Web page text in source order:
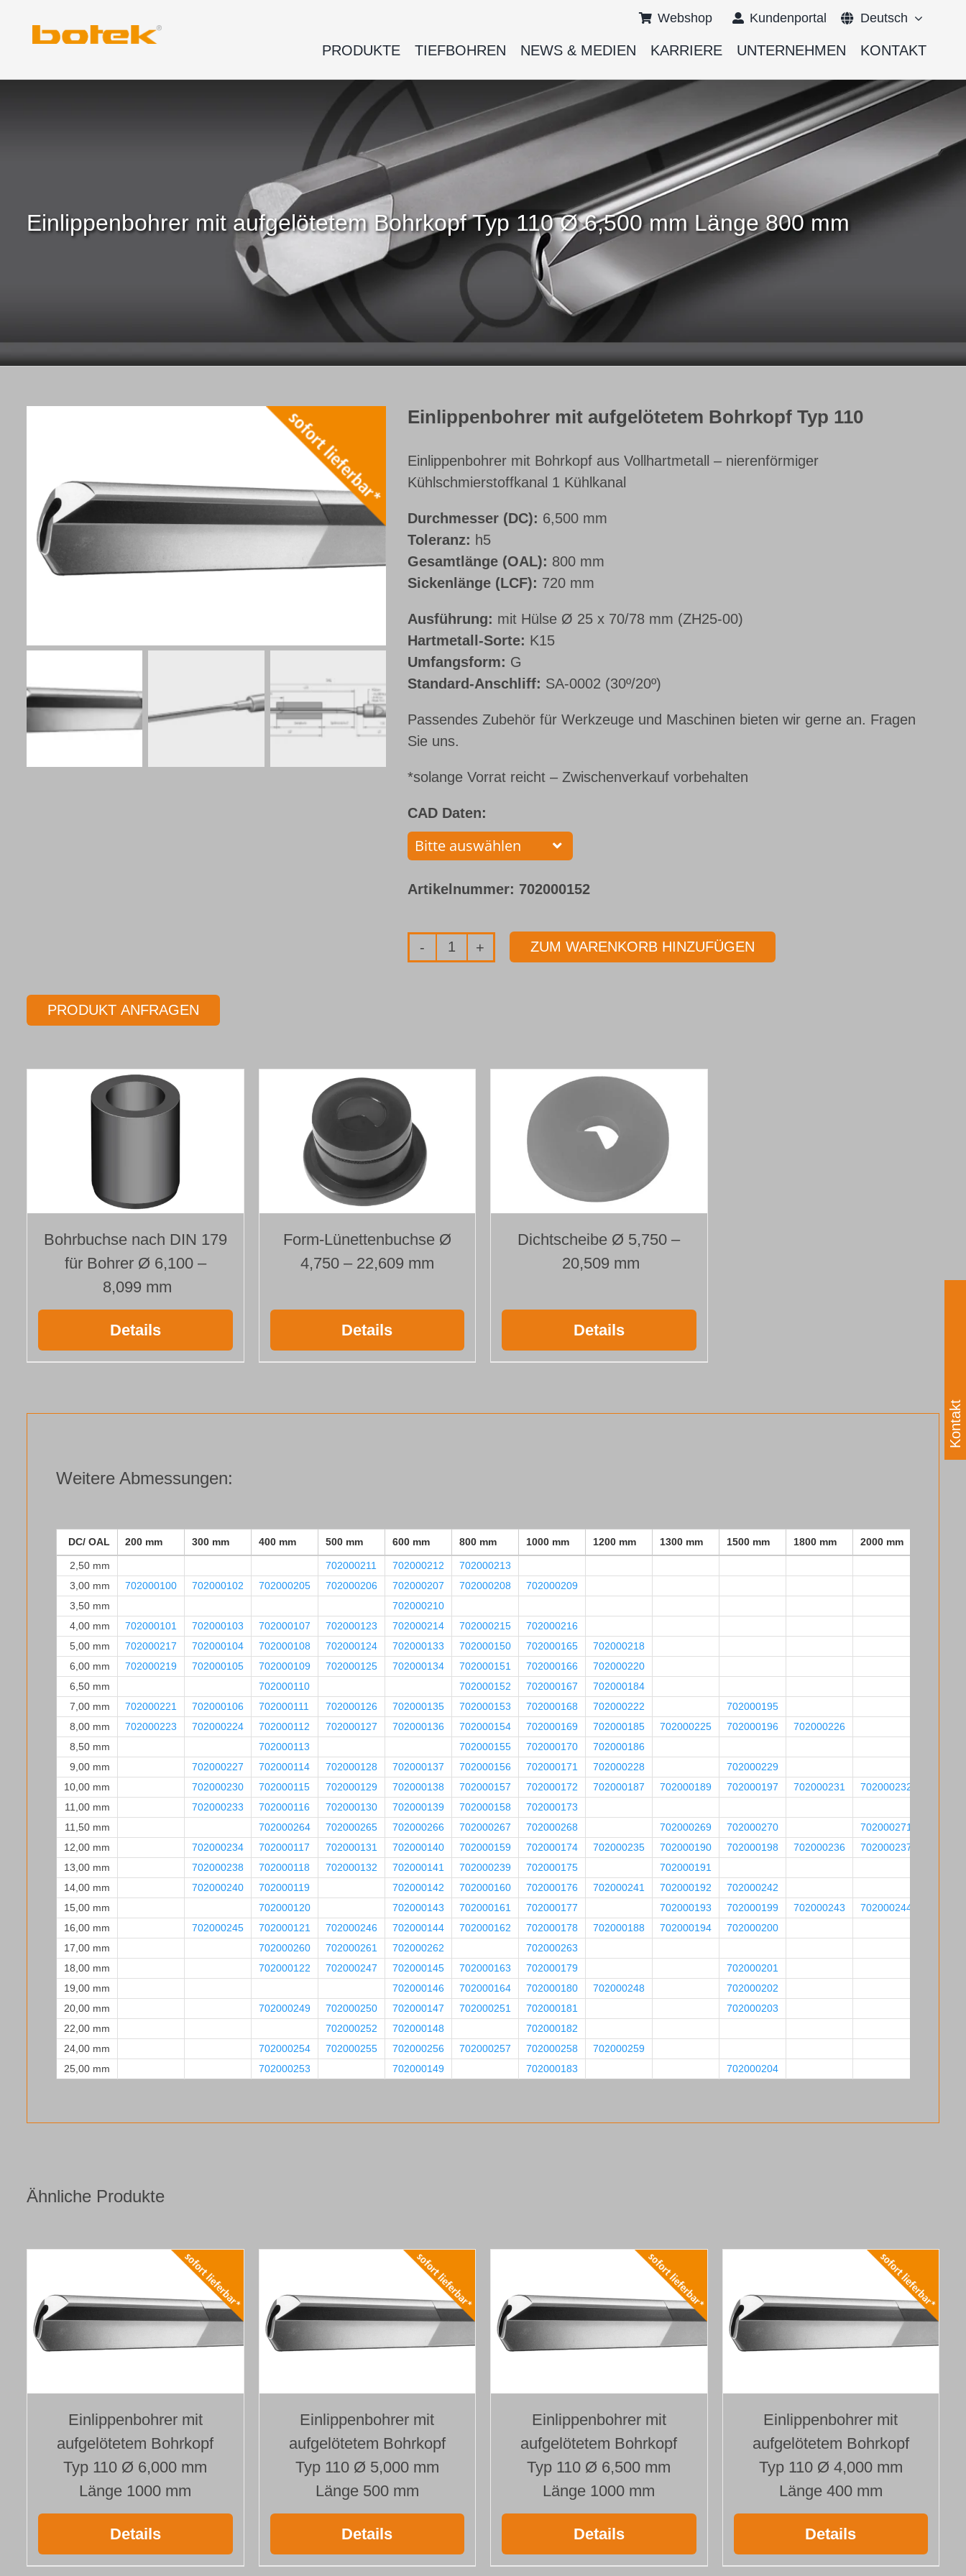
Webshop Kundenportal Deutsch
English
Français
PRODUKTE TIEFBOHREN NEWS & MEDIEN KARRIERE UNTERNEHMEN KONTAKT
Einlippenbohrer mit aufgelötetem Bohrkopf Typ 110 Ø 6,500 mm Länge 800 mm
Einlippenbohrer mit aufgelötetem Bohrkopf Typ 110
Einlippenbohrer mit Bohrkopf aus Vollhartmetall – nierenförmiger
Kühlschmierstoffkanal 1 Kühlkanal
Durchmesser (DC): 6,500 mm
Toleranz: h5
Gesamtlänge (OAL): 800 mm
Sickenlänge (LCF): 720 mm
Ausführung: mit Hülse Ø 25 x 70/78 mm (ZH25-00)
Hartmetall-Sorte: K15
Umfangsform: G
Standard-Anschliff: SA-0002 (30º/20º)
Passendes Zubehör für Werkzeuge und Maschinen bieten wir gerne an. Fragen
Sie uns.
*solange Vorrat reicht – Zwischenverkauf vorbehalten
CAD Daten:
Artikelnummer: 702000152
Einlippenbohrer
ZUM WARENKORB HINZUFÜGEN
PRODUKT ANFRAGEN
Bohrbuchse nach DIN 179
für Bohrer Ø 6,100 –
8,099 mm
Details
Form-Lünettenbuchse Ø
4,750 – 22,609 mm
Details
Dichtscheibe Ø 5,750 –
20,509 mm
Details
Weitere Abmessungen:
DC/ OAL 200 mm 300 mm 400 mm 500 mm 600 mm 800 mm 1000 mm 1200 mm 1300 mm 1500 mm 1800 mm 2000 mm
2,50 mm 702000211 702000212
702000213
3,00 mm
702000100 702000102 702000205 702000206 702000207 702000208
702000209
3,50 mm
702000210
4,00 mm
702000101 702000103 702000107 702000123 702000214 702000215
702000216
5,00 mm
702000217 702000104 702000108 702000124 702000133 702000150 702000165
702000218
6,00 mm
702000219 702000105 702000109 702000125 702000134 702000151 702000166
702000220
6,50 mm
702000110 702000152 702000167
702000184
7,00 mm
702000221 702000106 702000111 702000126 702000135 702000153 702000168 702000222
702000195
8,00 mm
702000223 702000224 702000112 702000127 702000136 702000154 702000169 702000185 702000225 702000196
702000226
8,50 mm
702000113 702000155 702000170
702000186
9,00 mm
702000227 702000114 702000128 702000137 702000156 702000171 702000228
702000229
10,00 mm
702000230 702000115 702000129 702000138 702000157 702000172 702000187 702000189 702000197 702000231
702000232
11,00 mm
702000233 702000116 702000130 702000139 702000158
702000173
11,50 mm
702000264 702000265 702000266 702000267 702000268 702000269 702000270
702000271
12,00 mm
702000234 702000117 702000131 702000140 702000159 702000174 702000235 702000190 702000198 702000236
702000237
13,00 mm
702000238 702000118 702000132 702000141 702000239 702000175
702000191
14,00 mm
702000240 702000119 702000142 702000160 702000176 702000241 702000192
702000242
15,00 mm
702000120 702000143 702000161 702000177 702000193 702000199 702000243
702000244
16,00 mm
702000245 702000121 702000246 702000144 702000162 702000178 702000188 702000194
702000200
17,00 mm
702000260 702000261 702000262
702000263
18,00 mm
702000122 702000247 702000145 702000163 702000179
702000201
19,00 mm
702000146 702000164 702000180 702000248
702000202
20,00 mm
702000249 702000250 702000147 702000251 702000181
702000203
22,00 mm
702000252 702000148
702000182
24,00 mm
702000254 702000255 702000256 702000257 702000258
702000259
25,00 mm
702000253 702000149 702000183 702000204
Ähnliche Produkte
Einlippenbohrer mit
aufgelötetem Bohrkopf
Typ 110 Ø 6,000 mm
Länge 1000 mm
Details
Einlippenbohrer mit
aufgelötetem Bohrkopf
Typ 110 Ø 5,000 mm
Länge 500 mm
Details
Einlippenbohrer mit
aufgelötetem Bohrkopf
Typ 110 Ø 6,500 mm
Länge 1000 mm
Details
Einlippenbohrer mit
aufgelötetem Bohrkopf
Typ 110 Ø 4,000 mm
Länge 400 mm
Details
Kontakt